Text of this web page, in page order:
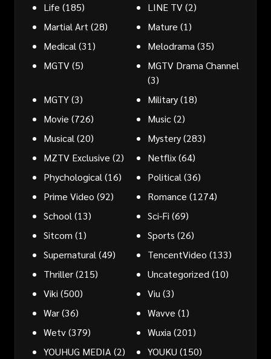
Life (185) LINE TV(2)
Martial Art(28) Mature (1)
Medical(31) Melodrama(35)
MGTV(5)
MGTV Drama Channel
(3)
MGTY(3) Military(18)
Movie (726) Music(2)
Musical(20) Mystery(283)
MZTV Exclusive (2) Netflix(64)
Phychological(16) Political(36)
Prime Video (92) Romance (1274)
School(13) Sci-Fi (69)
Sitcom (1) Sports (26)
Supernatural(49) TencentVideo (133)
Thriller(215) Uncategorized(10)
Viki (500) Viu(3)
War(36) Wavve (1)
Wetv(379) Wuxia(201)
YOUHUG MEDIA(2) YOUKU (150)